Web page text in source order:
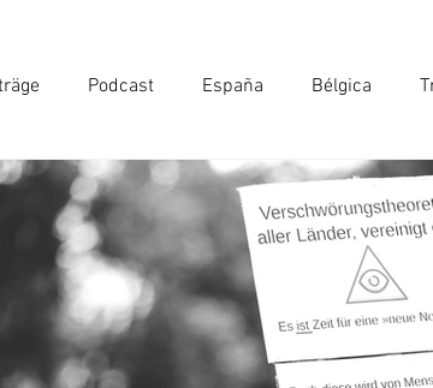
Podcast España Bélgica
que hay que leer India Alemania
Hungría Análisis a fondo Serbia
Argentina Rusia Venezuela